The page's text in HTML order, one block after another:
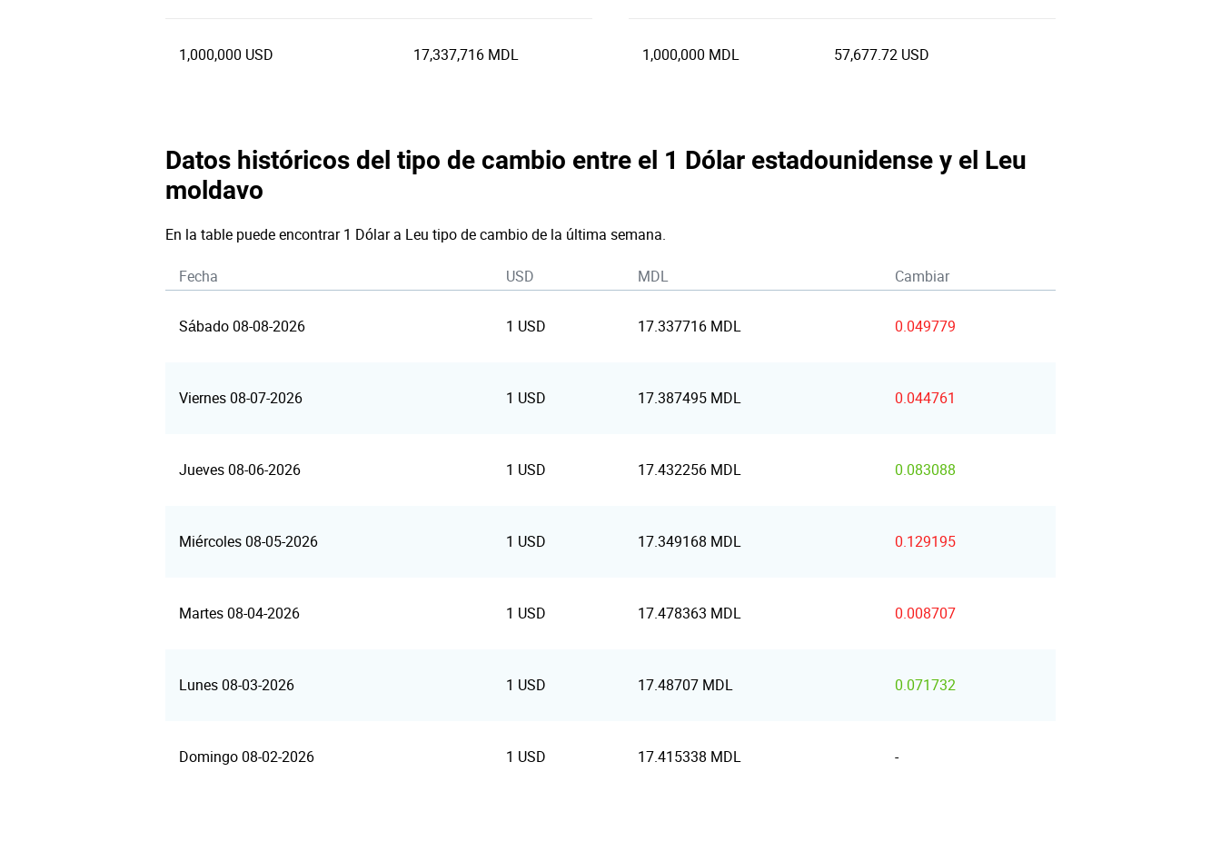
1,000,000 USD 17,337,716 MDL 1,000,000 MDL 57,677.72 USD
Datos históricos del tipo de cambio entre el 1 Dólar estadounidense y el Leu
moldavo
En la table puede encontrar 1 Dólar a Leu tipo de cambio de la última semana.
Fecha USD MDL Cambiar
Sábado 08-08-2026 1 USD 17.337716 MDL 0.049779
Viernes 08-07-2026 1 USD 17.387495 MDL 0.044761
Jueves 08-06-2026 1 USD 17.432256 MDL 0.083088
Miércoles 08-05-2026 1 USD 17.349168 MDL 0.129195
Martes 08-04-2026 1 USD 17.478363 MDL 0.008707
Lunes 08-03-2026 1 USD 17.48707 MDL 0.071732
Domingo 08-02-2026 1 USD 17.415338 MDL -